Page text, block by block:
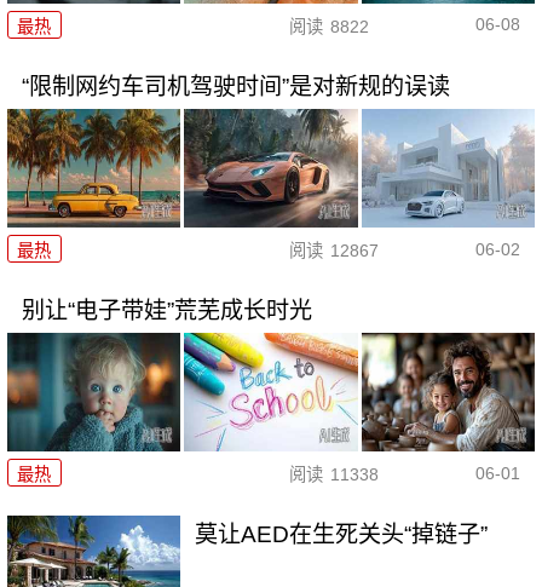
最热 阅读 8822 06-08
“限制网约车司机驾驶时间”是对新规的误读
最热 阅读 12867 06-02
别让“电子带娃”荒芜成长时光
最热 阅读 11338 06-01
莫让AED在生死关头“掉链子”